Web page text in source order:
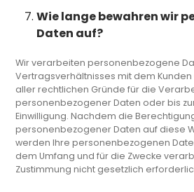
Wie lange bewahren wir
Daten auf?
Wir verarbeiten personenbezogene
Vertragsverhältnisses mit dem Kunden
aller rechtlichen Gründe für die
personenbezogener Daten oder bis
Einwilligung. Nachdem die
personenbezogener Daten auf diese
werden Ihre personenbezogenen
dem Umfang und für die Zwecke
Zustimmung nicht gesetzlich